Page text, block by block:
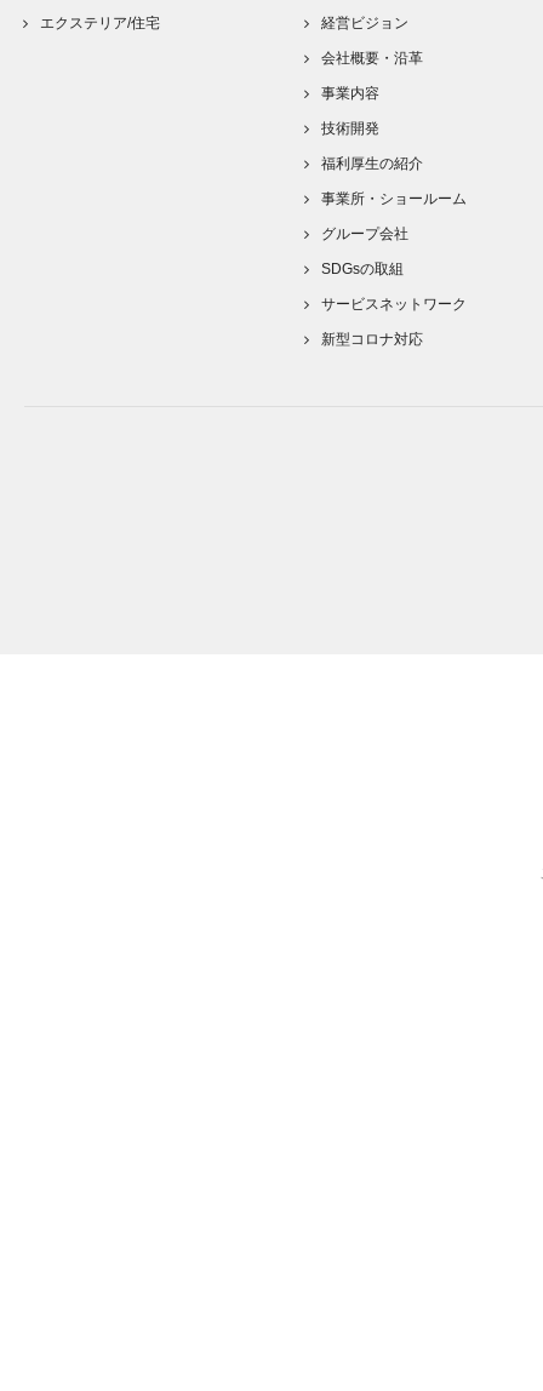
エクステリア/住宅 経営ビジョン
会社概要・沿革
事業内容
技術開発
福利厚生の紹介
事業所・ショールーム
グループ会社
SDGsの取組
サービスネットワーク
新型コロナ対応